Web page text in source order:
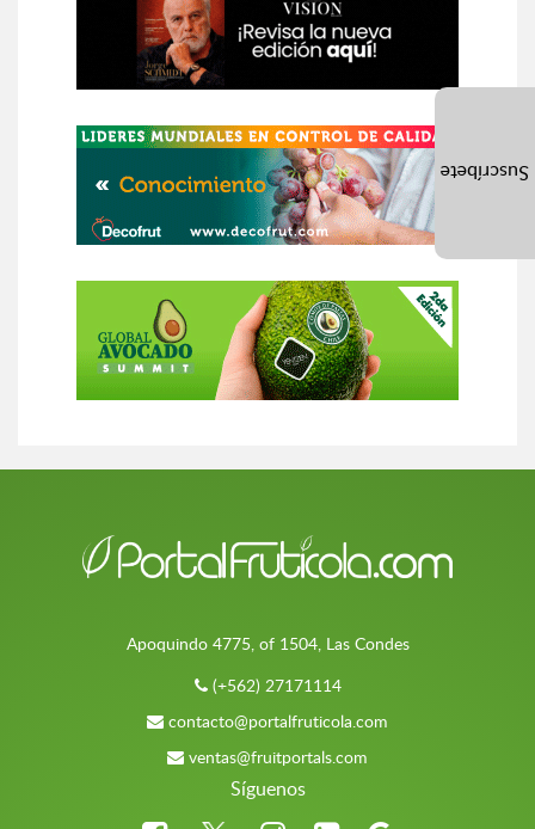
Apoquindo 4775, of 1504, Las Condes
(+562) 27171114
contacto@portalfruticola.com
ventas@fruitportals.com
Síguenos
Suscríbete